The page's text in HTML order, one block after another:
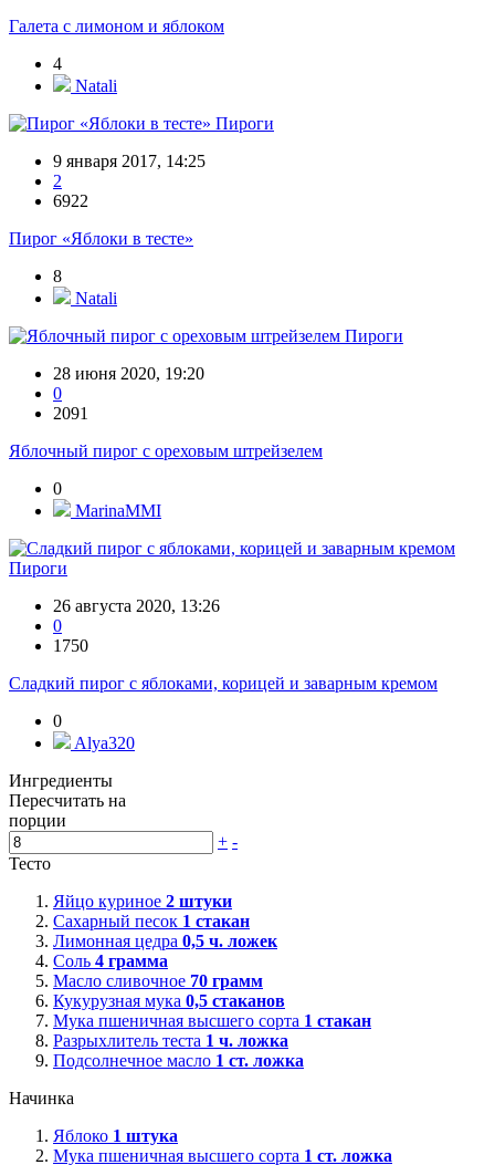
Галета с лимоном и яблоком
4
Natali
Пироги
9 января 2017, 14:25
2
6922
Пирог «Яблоки в тесте»
8
Natali
Пироги
28 июня 2020, 19:20
0
2091
Яблочный пирог с ореховым штрейзелем
0
MarinaMMI
Пироги
26 августа 2020, 13:26
0
1750
Сладкий пирог с яблоками, корицей и заварным кремом
0
Alya320
Ингредиенты
Пересчитать на
порции
+ -
Тесто
Яйцо куриное 2 штуки
Сахарный песок 1 стакан
Лимонная цедра 0,5 ч. ложек
Соль 4 грамма
Масло сливочное 70 грамм
Кукурузная мука 0,5 стаканов
Мука пшеничная высшего сорта 1 стакан
Разрыхлитель теста 1 ч. ложка
Подсолнечное масло 1 ст. ложка
Начинка
Яблоко 1 штука
Мука пшеничная высшего сорта 1 ст. ложка